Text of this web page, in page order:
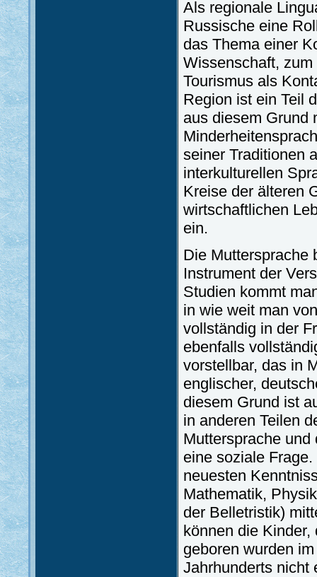
Als regionale
Russische eine
das Thema einer
Wissenschaft,
Tourismus als
Region ist ein Teil
aus diesem Grund
seiner Traditionen
interkulturellen
Kreise der älteren
wirtschaftlichen
ein.
Die Muttersprache
Instrument der
Studien kommt
in wie weit man
vollständig in der
ebenfalls
vorstellbar, das in
englischer,
diesem Grund ist
in anderen Teilen
Muttersprache
eine soziale
neuesten
Mathematik,
der Belletristik)
können die
geboren wurden
Jahrhunderts nicht